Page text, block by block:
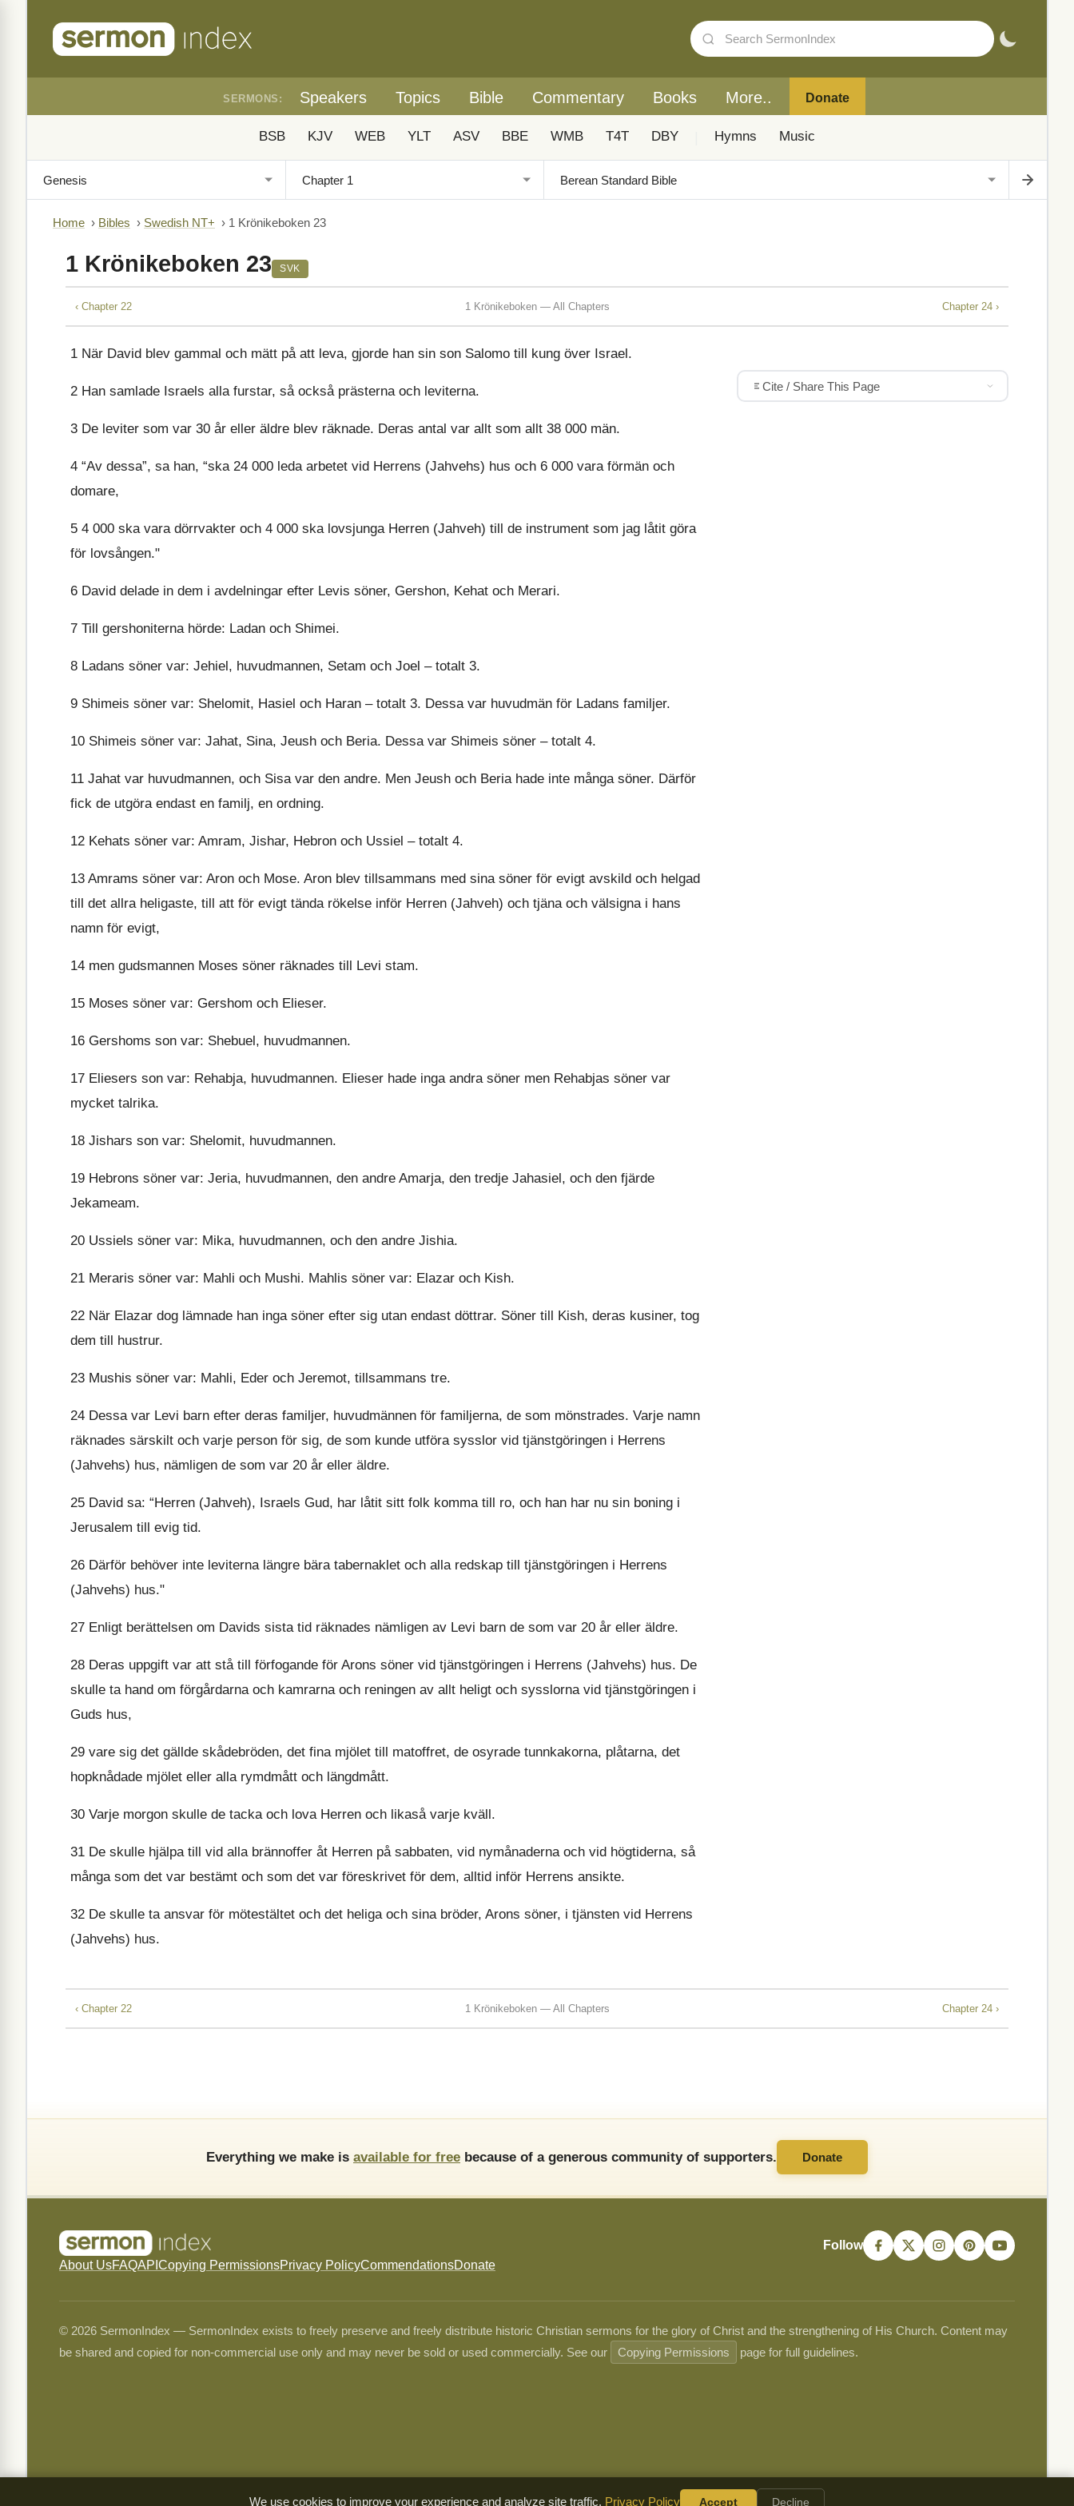
SERMONS: Speakers Topics Bible Commentary Books More.. Donate
BSB KJV WEB YLT ASV BBE WMB T4T DBY Hymns Music
Home › Bibles › Swedish NT+ › 1 Krönikeboken 23
1 Krönikeboken 23 SVK
‹ Chapter 22 1 Krönikeboken — All Chapters Chapter 24 ›
1 När David blev gammal och mätt på att leva, gjorde han sin son Salomo till kung över Israel.
2 Han samlade Israels alla furstar, så också prästerna och leviterna.
3 De leviter som var 30 år eller äldre blev räknade. Deras antal var allt som allt 38 000 män.
4 “Av dessa”, sa han, “ska 24 000 leda arbetet vid Herrens (Jahvehs) hus och 6 000 vara förmän och
domare,
5 4 000 ska vara dörrvakter och 4 000 ska lovsjunga Herren (Jahveh) till de instrument som jag låtit göra
för lovsången."
6 David delade in dem i avdelningar efter Levis söner, Gershon, Kehat och Merari.
7 Till gershoniterna hörde: Ladan och Shimei.
8 Ladans söner var: Jehiel, huvudmannen, Setam och Joel – totalt 3.
9 Shimeis söner var: Shelomit, Hasiel och Haran – totalt 3. Dessa var huvudmän för Ladans familjer.
10 Shimeis söner var: Jahat, Sina, Jeush och Beria. Dessa var Shimeis söner – totalt 4.
11 Jahat var huvudmannen, och Sisa var den andre. Men Jeush och Beria hade inte många söner. Därför
fick de utgöra endast en familj, en ordning.
12 Kehats söner var: Amram, Jishar, Hebron och Ussiel – totalt 4.
13 Amrams söner var: Aron och Mose. Aron blev tillsammans med sina söner för evigt avskild och helgad
till det allra heligaste, till att för evigt tända rökelse inför Herren (Jahveh) och tjäna och välsigna i hans
namn för evigt,
14 men gudsmannen Moses söner räknades till Levi stam.
15 Moses söner var: Gershom och Elieser.
16 Gershoms son var: Shebuel, huvudmannen.
17 Eliesers son var: Rehabja, huvudmannen. Elieser hade inga andra söner men Rehabjas söner var
mycket talrika.
18 Jishars son var: Shelomit, huvudmannen.
19 Hebrons söner var: Jeria, huvudmannen, den andre Amarja, den tredje Jahasiel, och den fjärde
Jekameam.
20 Ussiels söner var: Mika, huvudmannen, och den andre Jishia.
21 Meraris söner var: Mahli och Mushi. Mahlis söner var: Elazar och Kish.
22 När Elazar dog lämnade han inga söner efter sig utan endast döttrar. Söner till Kish, deras kusiner, tog
dem till hustrur.
23 Mushis söner var: Mahli, Eder och Jeremot, tillsammans tre.
24 Dessa var Levi barn efter deras familjer, huvudmännen för familjerna, de som mönstrades. Varje namn
räknades särskilt och varje person för sig, de som kunde utföra sysslor vid tjänstgöringen i Herrens
(Jahvehs) hus, nämligen de som var 20 år eller äldre.
25 David sa: “Herren (Jahveh), Israels Gud, har låtit sitt folk komma till ro, och han har nu sin boning i
Jerusalem till evig tid.
26 Därför behöver inte leviterna längre bära tabernaklet och alla redskap till tjänstgöringen i Herrens
(Jahvehs) hus."
27 Enligt berättelsen om Davids sista tid räknades nämligen av Levi barn de som var 20 år eller äldre.
28 Deras uppgift var att stå till förfogande för Arons söner vid tjänstgöringen i Herrens (Jahvehs) hus. De
skulle ta hand om förgårdarna och kamrarna och reningen av allt heligt och sysslorna vid tjänstgöringen i
Guds hus,
29 vare sig det gällde skådebröden, det fina mjölet till matoffret, de osyrade tunnkakorna, plåtarna, det
hopknådade mjölet eller alla rymdmått och längdmått.
30 Varje morgon skulle de tacka och lova Herren och likaså varje kväll.
31 De skulle hjälpa till vid alla brännoffer åt Herren på sabbaten, vid nymånaderna och vid högtiderna, så
många som det var bestämt och som det var föreskrivet för dem, alltid inför Herrens ansikte.
32 De skulle ta ansvar för mötestältet och det heliga och sina bröder, Arons söner, i tjänsten vid Herrens
(Jahvehs) hus.
Cite / Share This Page
‹ Chapter 22 1 Krönikeboken — All Chapters Chapter 24 ›
Everything we make is available for free because of a generous community of supporters. Donate
About UsFAQAPI Copying PermissionsPrivacy PolicyCommendationsDonate
Follow
© 2026 SermonIndex — SermonIndex exists to freely preserve and freely distribute historic Christian sermons for the glory of Christ and the strengthening of His Church. Content may
be shared and copied for non-commercial use only and may never be sold or used commercially. See our
Copying Permissions page for full guidelines.
We use cookies to improve your experience and analyze site traffic. Privacy Policy Accept Decline